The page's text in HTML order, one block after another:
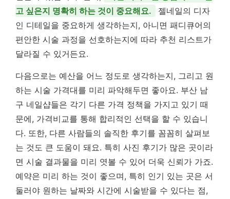
고 싶은지 명확히 하는 것이 중요해요.
젤네일의 디자
인 디테일을 중요하게 생각하는지, 아니면 패디큐어의
편안한 시술 과정을 선호하는지에 따라 추천 리스트가
달라질 수 있거든요.
다음으로는 예산을 어느 정도로 생각하는지, 그리고 원
하는 시술 가격대를 미리 파악해두면 좋아요. 부산 남
구 네일샵들은 각기 다른 가격 정책을 가지고 있기 때
문에, 가격비교를 통해 합리적인 선택을 할 수 있습니
다. 또한, 다른 사람들의 솔직한 후기를 꼼꼼히 살펴보
는 것도 큰 도움이 돼요. 특히 사진 후기가 많은 곳이라
면 시술 결과물을 미리 엿볼 수 있어 더욱 신뢰가 가죠.
예약은 미리 하는 것이 좋으며, 특히 인기 있는 곳은 서
둘러야 원하는 날짜와 시간에 시술받을 수 있다는 점,